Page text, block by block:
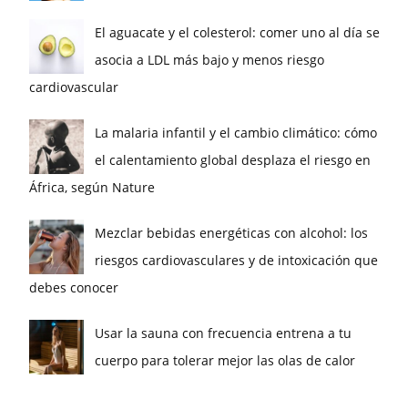
El aguacate y el colesterol: comer uno al día se
asocia a LDL más bajo y menos riesgo
cardiovascular
La malaria infantil y el cambio climático: cómo
el calentamiento global desplaza el riesgo en
África, según Nature
Mezclar bebidas energéticas con alcohol: los
riesgos cardiovasculares y de intoxicación que
debes conocer
Usar la sauna con frecuencia entrena a tu
cuerpo para tolerar mejor las olas de calor